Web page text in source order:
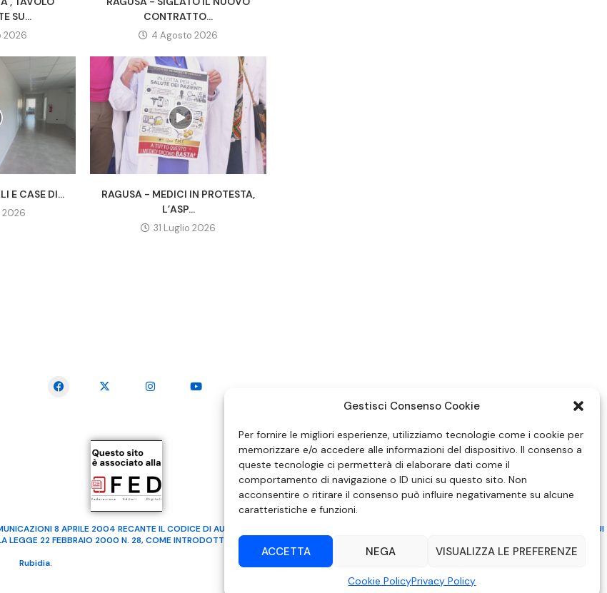
Gestisci Consenso Cookie
Per fornire le migliori esperienze, utilizziamo tecnologie come i cookie per
memorizzare e/o accedere alle informazioni del dispositivo. Il consenso a
queste tecnologie ci permetterà di elaborare dati come il
comportamento di navigazione o ID unici su questo sito. Non
acconsentire o ritirare il consenso può influire negativamente su alcune
caratteristiche e funzioni.
ACCETTA NEGA VISUALIZZA LE PREFERENZE
Cookie PolicyPrivacy Policy
SU...
2026
CONTRATTO...
4 Agosto 2026
E CASE DI...
2026
RAGUSA - MEDICI IN PROTESTA,
L’ASP...
31 Luglio 2026
8 APRILE 2004 RECANTE IL CODICE DI AUTOREGOLAMENTAZIONE IN MATERIA DI ATTUAZIONE DEL PRINCIPIO DEL PLURALISMO, DI CUI
LEGGE 22 FEBBRAIO 2000 N. 28, COME INTRODOTTO DALLA LEGGE 6 NOVEMBRE 2003, N. 313
Rubidia. Tutti i diritti riservati | RVM Srl – SS 115 Km 339,500 – Modica (RG) | P.Iva 00857190888.